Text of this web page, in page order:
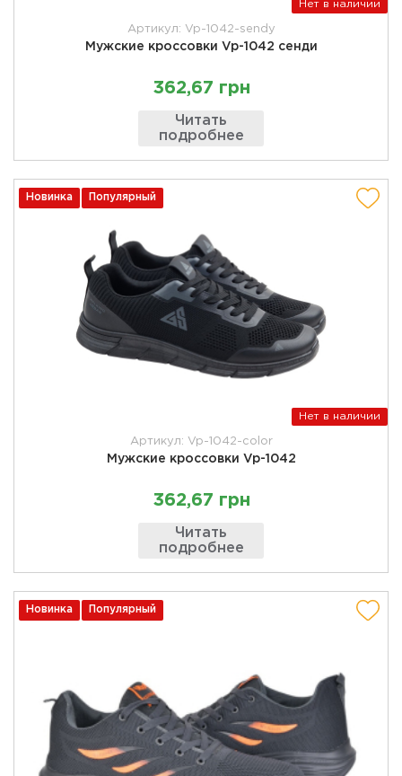
Нет в наличии
Артикул: Vp-1042-sendy
Мужские кроссовки Vp-1042 сенди
362,67 грн
Читать
подробнее
Новинка Популярный
Нет в наличии
Артикул: Vp-1042-color
Мужские кроссовки Vp-1042
362,67 грн
Читать
подробнее
Новинка Популярный